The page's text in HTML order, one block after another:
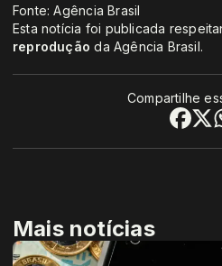
Fonte: Agência Brasil
Esta notícia foi publicada
reprodução da Agência Brasil.
Compartilhe
Mais notícias